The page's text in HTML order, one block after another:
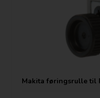
Makita føringsrulle til